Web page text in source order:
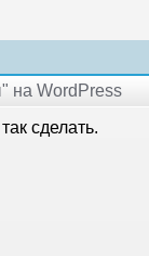
на WordPress
сделать.